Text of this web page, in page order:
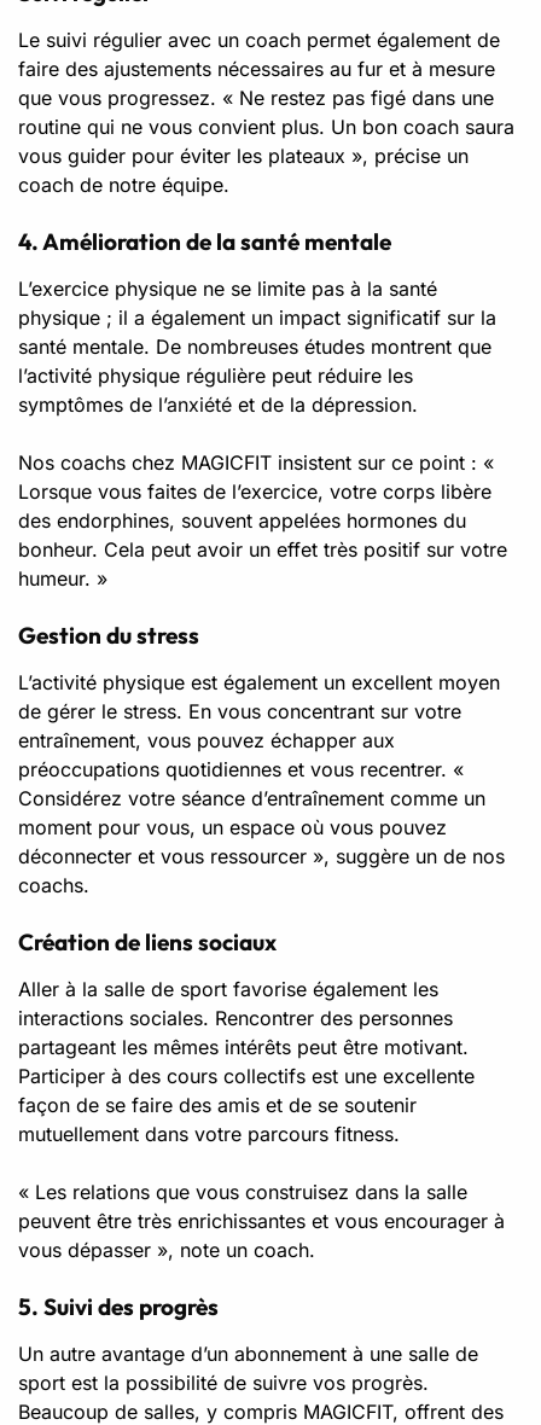
Le suivi régulier avec un coach permet également de
faire des ajustements nécessaires au fur et à mesure
que vous progressez. « Ne restez pas figé dans une
routine qui ne vous convient plus. Un bon coach saura
vous guider pour éviter les plateaux », précise un
coach de notre équipe.
4. Amélioration de la santé mentale
L’exercice physique ne se limite pas à la santé
physique ; il a également un impact significatif sur la
santé mentale. De nombreuses études montrent que
l’activité physique régulière peut réduire les
symptômes de l’anxiété et de la dépression.
Nos coachs chez MAGICFIT insistent sur ce point : «
Lorsque vous faites de l’exercice, votre corps libère
des endorphines, souvent appelées hormones du
bonheur. Cela peut avoir un effet très positif sur votre
humeur. »
Gestion du stress
L’activité physique est également un excellent moyen
de gérer le stress. En vous concentrant sur votre
entraînement, vous pouvez échapper aux
préoccupations quotidiennes et vous recentrer. «
Considérez votre séance d’entraînement comme un
moment pour vous, un espace où vous pouvez
déconnecter et vous ressourcer », suggère un de nos
coachs.
Création de liens sociaux
Aller à la salle de sport favorise également les
interactions sociales. Rencontrer des personnes
partageant les mêmes intérêts peut être motivant.
Participer à des cours collectifs est une excellente
façon de se faire des amis et de se soutenir
mutuellement dans votre parcours fitness.
« Les relations que vous construisez dans la salle
peuvent être très enrichissantes et vous encourager à
vous dépasser », note un coach.
5. Suivi des progrès
Un autre avantage d’un abonnement à une salle de
sport est la possibilité de suivre vos progrès.
Beaucoup de salles, y compris MAGICFIT, offrent des